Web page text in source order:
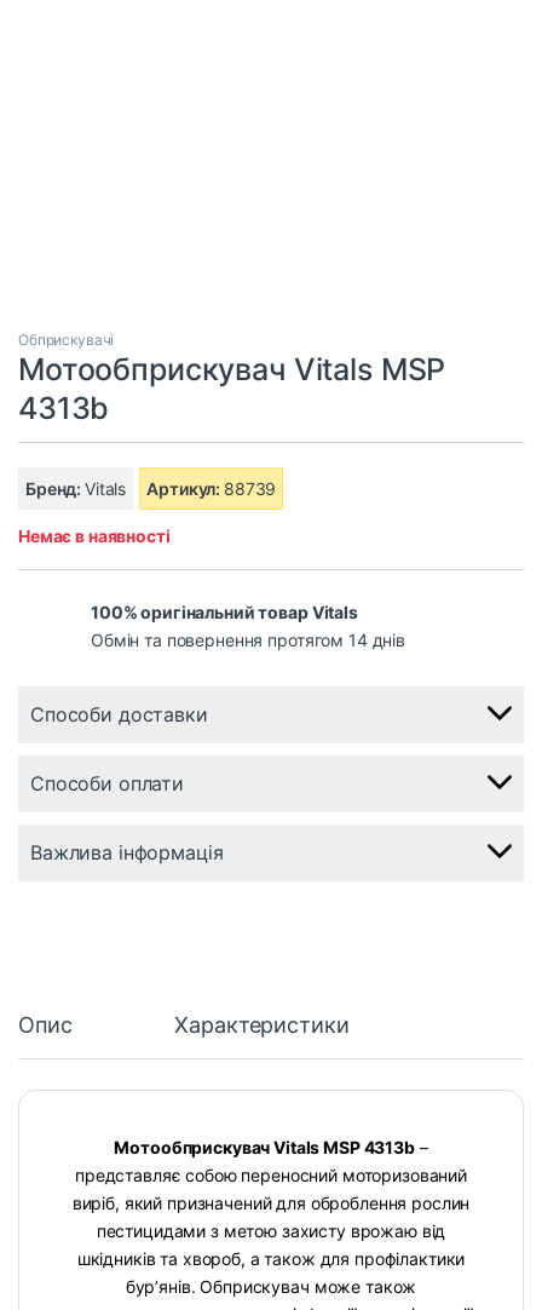
Обприскувачі
Мотообприскувач Vitals MSP
4313b
Бренд:Vitals Артикул: 88739
Немає в наявності
100% оригінальний товар Vitals
Обмін та повернення протягом 14 днів
Способи доставки
Способи оплати
Важлива інформація
Опис Характеристики
Мотообприскувач Vitals MSP 4313b–
представляє собою переносний моторизований
виріб, який призначений для оброблення рослин
пестицидами з метою захисту врожаю від
шкідників та хвороб, а також для профілактики
бур’янів. Обприскувач може також